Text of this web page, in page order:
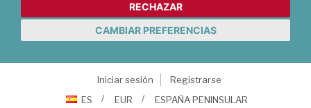
RECHAZAR
CAMBIAR PREFERENCIAS
Iniciar sesión
Registrarse
ES
EUR ESPAÑA PENINSULAR